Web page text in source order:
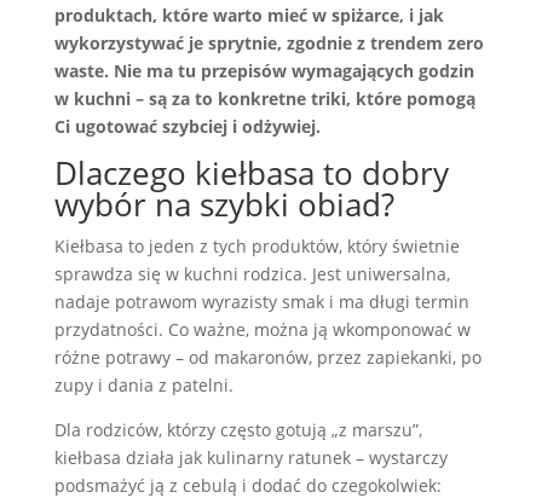
produktach, które warto mieć w spiżarce, i jak
wykorzystywać je sprytnie, zgodnie z trendem zero
waste. Nie ma tu przepisów wymagających godzin
w kuchni – są za to konkretne triki, które pomogą
Ci ugotować szybciej i odżywiej.
Dlaczego kiełbasa to dobry
wybór na szybki obiad?
Kiełbasa to jeden z tych produktów, który świetnie
sprawdza się w kuchni rodzica. Jest uniwersalna,
nadaje potrawom wyrazisty smak i ma długi termin
przydatności. Co ważne, można ją wkomponować w
różne potrawy – od makaronów, przez zapiekanki, po
zupy i dania z patelni.
Dla rodziców, którzy często gotują „z marszu”,
kiełbasa działa jak kulinarny ratunek – wystarczy
podsmażyć ją z cebulą i dodać do czegokolwiek: